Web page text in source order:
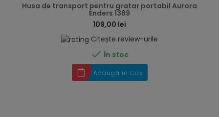
Husa de transport pentru gratar portabil Aurora
Enders 1389
109,00 lei
Citește review-urile
 În stoc
Adaugă în Coș